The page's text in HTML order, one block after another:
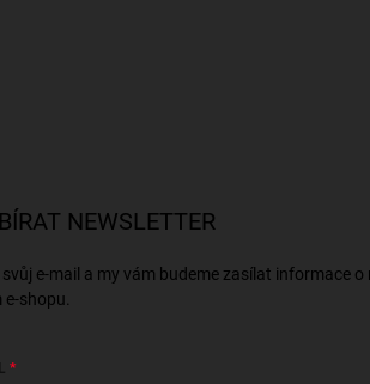
NEWSLETTER
e-mail a my vám budeme zasílat informace
e-shopu.